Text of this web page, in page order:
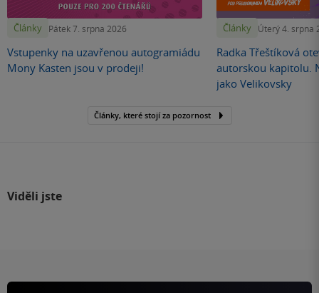
Články Pátek 7. srpna 2026
Vstupenky na uzavřenou autogramiádu
Mony Kasten jsou v prodeji!
Články Úterý 4. srpna
Radka Třeštíková
autorskou kapitolu.
jako Velikovsky
Články, které stojí za pozornost
Viděli jste